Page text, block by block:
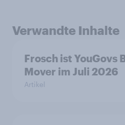
Verwandte Inhalte
Frosch ist YouGovs
Mover im Juli 2026
Artikel